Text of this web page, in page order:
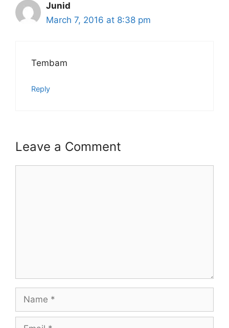
Junid
March 7, 2016 at 8:38 pm
Tembam
Reply
Leave a Comment